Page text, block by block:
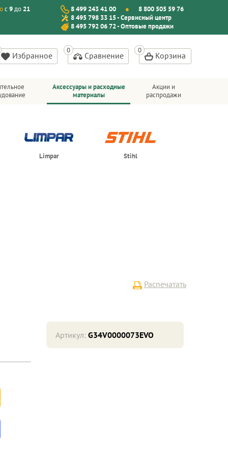
с9до 21 8 499 243 41 00
8 800 505 59 76
8 495 798 33 15 - Сервисный центр
8 495 792 06 72 - Оптовые продажи
Избранное Сравнение Корзина
Аксессуары и расходные
материалы
Акции и
распродажи
Limpar Stihl
Распечатать
Артикул: G34V0000073EVO